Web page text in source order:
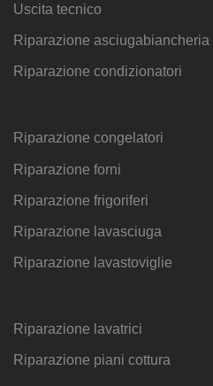
Uscita tecnico
Riparazione asciugabiancheria
Riparazione condizionatori
Riparazione congelatori
Riparazione forni
Riparazione frigoriferi
Riparazione lavasciuga
Riparazione lavastoviglie
Riparazione lavatrici
Riparazione piani cottura